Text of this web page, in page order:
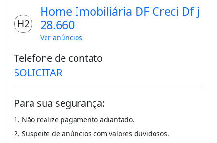
Sala ampla dois ambientes;
Área de serviço;
Quarto de dispensa;
Apartamento de canto semi vazado, com
duas vistas;
Andar alto;
1 vaga de garagem com armários;
Anunciante
H2
Home Imobiliária DF Creci Df j
28.660
Ver anúncios
Telefone de contato
SOLICITAR